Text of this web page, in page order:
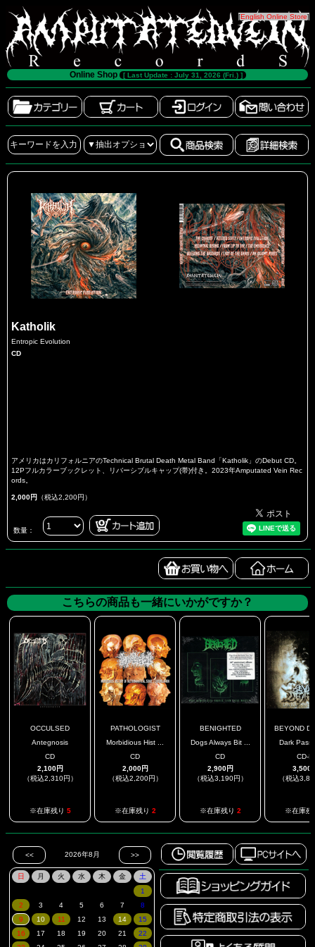
[English Online Store]
Online Shop [ Last Update : July 31, 2026 (Fri.) ]
Katholik
Entropic Evolution
CD
アメリカはカリフォルニアのTechnical Brutal Death Metal Band「Katholik」のDebut CD。
12Pフルカラーブックレット、リバーシブルキャップ(帯)付き。2023年Amputated Vein Rec
ords。
2,000円 （税込2,200円）
数量：
こちらの商品も一緒にいかがですか？
OCCULSED
Antegnosis
CD
2,100円
（税込2,310円）
※在庫残り 5
PATHOLOGIST
Morbidious Hist ...
CD
2,000円
（税込2,200円）
※在庫残り 2
BENIGHTED
Dogs Always Bit ...
CD
2,900円
（税込3,190円）
※在庫残り 2
BEYOND
Dark
CD-R
3,500
（税込
※在庫残